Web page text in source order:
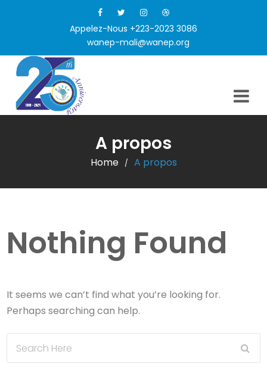
Appelez-Nous +223-2023 3086
wanep-mali@wanep.org
A propos
Home / A propos
Nothing Found
It seems we can’t find what you’re looking for.
Perhaps searching can help.